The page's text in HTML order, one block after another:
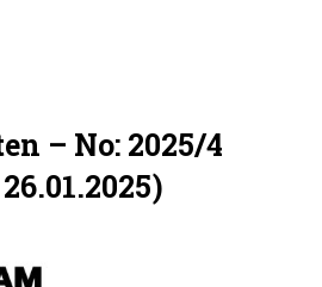
– No: 2025/4